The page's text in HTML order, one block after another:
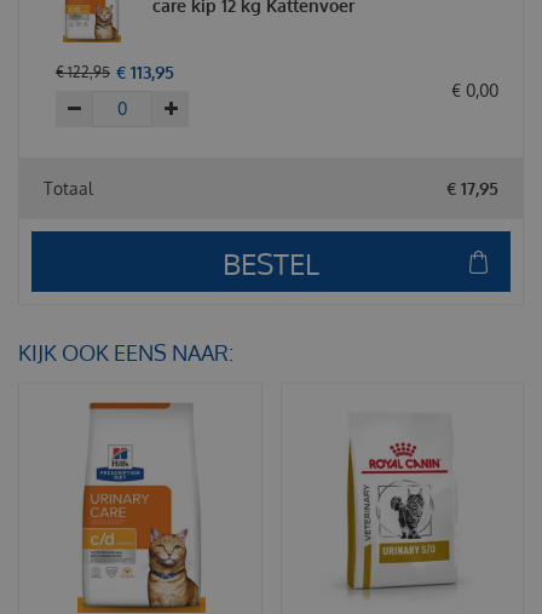
care kip 12 kg Kattenvoer
€ 122,95 € 113,95
€ 0,00
Totaal € 17,95
KIJK OOK EENS NAAR: